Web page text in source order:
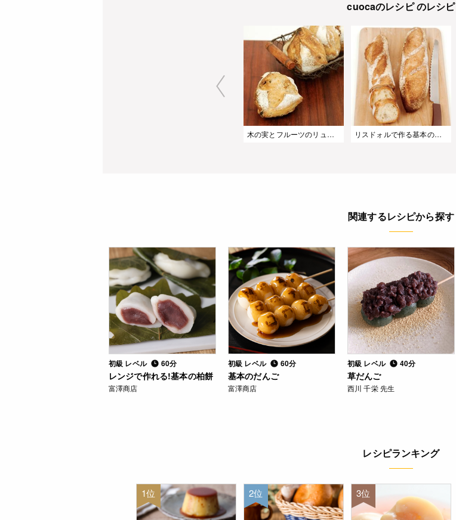
cuocaのレシピ のレシピ
木の実とフルーツのリュスティック リスドォルで作る基本のバゲット
関連するレシピから探す
初級 レベル 60分
レンジで作れる!基本の柏餅
富澤商店
初級 レベル 60分
基本のだんご
富澤商店
初級 レベル 40分
草だんご
西川 千栄 先生
レシピランキング
1位 2位 3位